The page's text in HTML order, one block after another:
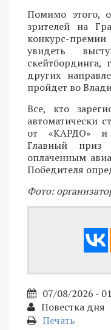
Помимо этого,
зрителей на
конкурс-
увидеть
скейтбординга,
других
пройдет во
Все, кто
автоматически
от «КАРДО» и
Главный
оплаченным
Победителя
Фото:
07/08/2026 -
Повестка дня
Печать